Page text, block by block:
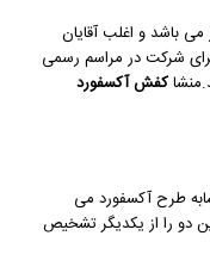
باشد و اغلب آقایان
شرکت در مراسم رسمی
کفش آکسفورد
طرح آکسفورد می
دو را از یکدیگر تشخیص